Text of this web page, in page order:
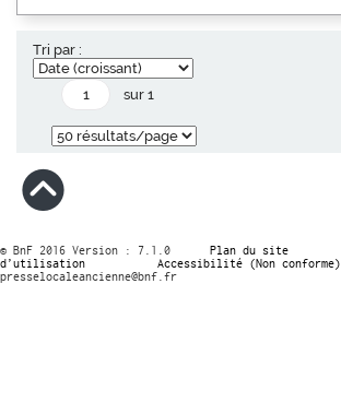
Tri par :
sur 1
© BnF 2016 Version : 7.1.0 Plan du site
d’utilisation
Accessibilité (Non conforme)
presselocaleancienne@bnf.fr